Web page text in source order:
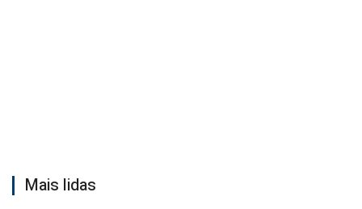
Mais lidas